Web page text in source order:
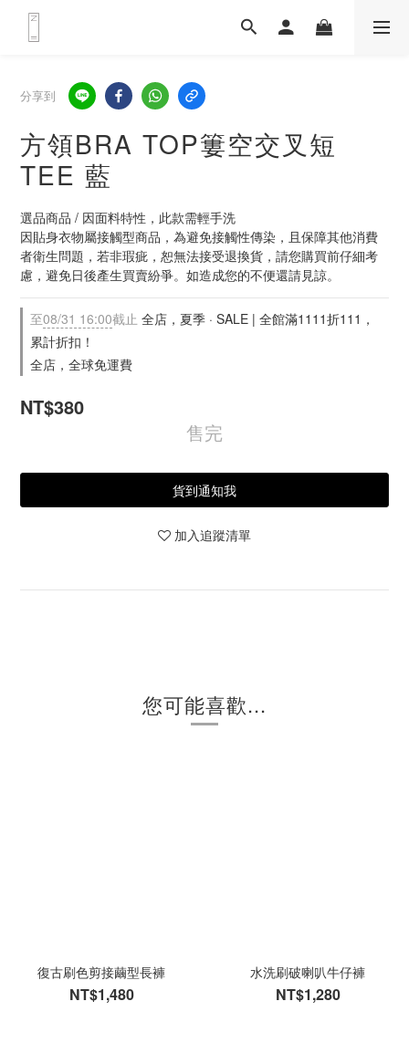
分享到
方領BRA TOP簍空交叉短
TEE 藍
選品商品 / 因面料特性，此款需輕手洗
因貼身衣物屬接觸型商品，為避免接觸性傳染，且保障其他消費
者衛生問題，若非瑕疵，恕無法接受退換貨，請您購買前仔細考
慮，避免日後產生買賣紛爭。如造成您的不便還請見諒。
至08/31 16:00截止 全店，夏季 · SALE | 全館滿1111折111，
累計折扣！
全店，全球免運費
NT$380
售完
貨到通知我
加入追蹤清單
您可能喜歡...
復古刷色剪接繭型長褲
NT$1,480
水洗刷破喇叭牛仔褲
NT$1,280